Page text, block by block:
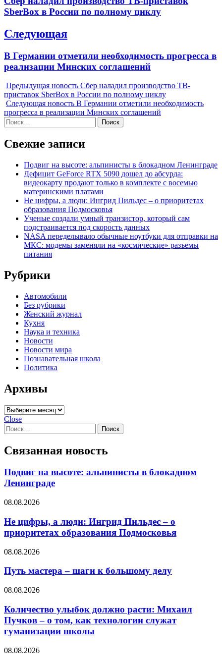
записям
post:
SberBox в России по полному циклу
Следующая
Next
В Германии отметили необходимость прогресса в
реализации Минских соглашений
Предыдущая новость Сбер наладил производство ТВ-
приставок SberBox в России по полному циклу
Следующая новость В Германии отметили необходимость
прогресса в реализации Минских соглашений
Найти:
Свежие записи
Подвиг на высоте: альпинисты в блокадном Ленинграде
Дефицит GeForce RTX 5090 дошел до абсурда:
видеокарту продают только в комплекте с восемью
материнскими платами
Не цифры, а люди: Ингрид Пильдес – о приоритетах
образования Подмосковья
Ученые создали умный транзистор, который сам
подстраивается под скорость данных
NASA переделывало обычные ноутбуки для отправки на
МКС: модемы заменяли на «космические» разъемы
питания
Рубрики
Автомобили
Без рубрики
Женский журнал
Кухня
Наука и техника
Новости
Новости мира
Познавательная школа
Политика
Архивы
Архивы
Close
Найти:
Связанная новость
Подвиг на высоте: альпинисты в блокадном
Ленинграде
08.08.2026
Не цифры, а люди: Ингрид Пильдес – о
приоритетах образования Подмосковья
08.08.2026
Путь мастера – шаги к большому делу
08.08.2026
Количество улыбок должно расти: Михаил
Пучков – о том, как технологии служат
гуманизации школы
08.08.2026